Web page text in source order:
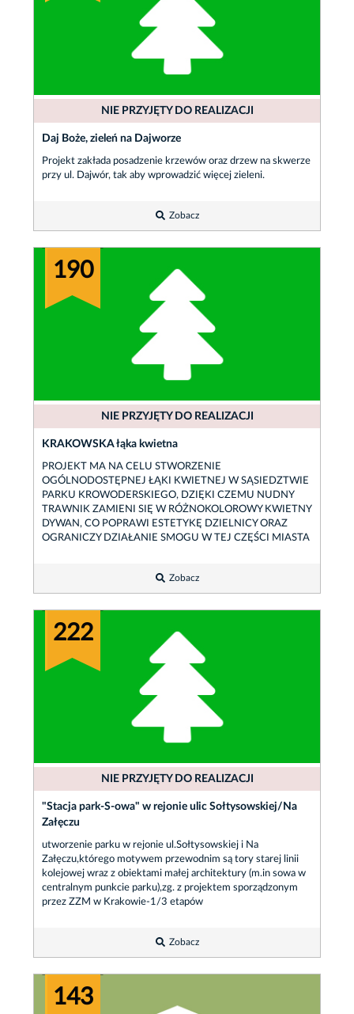
NIE PRZYJĘTY DO REALIZACJI
Daj Boże, zieleń na Dajworze
Projekt zakłada posadzenie krzewów oraz drzew na skwerze
przy ul. Dajwór, tak aby wprowadzić więcej zieleni.
Zobacz
190
NIE PRZYJĘTY DO REALIZACJI
KRAKOWSKA łąka kwietna
PROJEKT MA NA CELU STWORZENIE
OGÓLNODOSTĘPNEJ ŁĄKI KWIETNEJ W SĄSIEDZTWIE
PARKU KROWODERSKIEGO, DZIĘKI CZEMU NUDNY
TRAWNIK ZAMIENI SIĘ W RÓŻNOKOLOROWY KWIETNY
DYWAN, CO POPRAWI ESTETYKĘ DZIELNICY ORAZ
OGRANICZY DZIAŁANIE SMOGU W TEJ CZĘŚCI MIASTA
Zobacz
222
NIE PRZYJĘTY DO REALIZACJI
"Stacja park-S-owa" w rejonie ulic Sołtysowskiej/Na
Załęczu
utworzenie parku w rejonie ul.Sołtysowskiej i Na
Załęczu,którego motywem przewodnim są tory starej linii
kolejowej wraz z obiektami małej architektury (m.in sowa w
centralnym punkcie parku),zg. z projektem sporządzonym
przez ZZM w Krakowie-1/3 etapów
Zobacz
143